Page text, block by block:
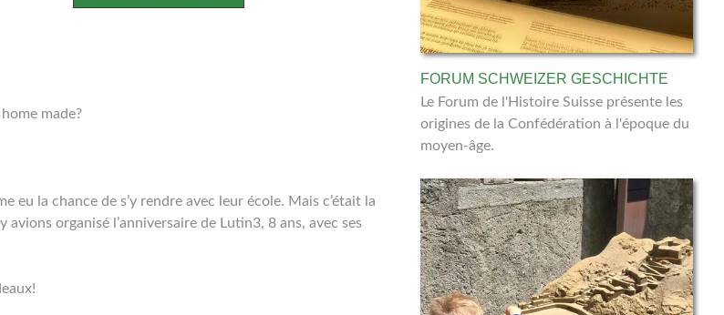
made?
eu la chance de s’y rendre avec leur école. Mais c’était la
organisé l’anniversaire de Lutin3, 8 ans, avec ses
FORUM SCHWEIZER GESCHICHTE
Le Forum de l'Histoire Suisse présente les
origines de la Confédération à l'époque du
moyen-âge.